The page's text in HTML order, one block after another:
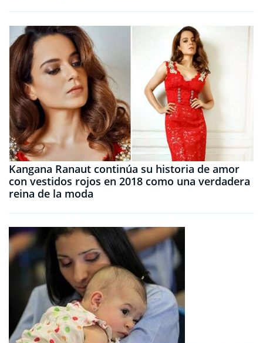
Kangana Ranaut continúa su historia de amor
con vestidos rojos en 2018 como una verdadera
reina de la moda